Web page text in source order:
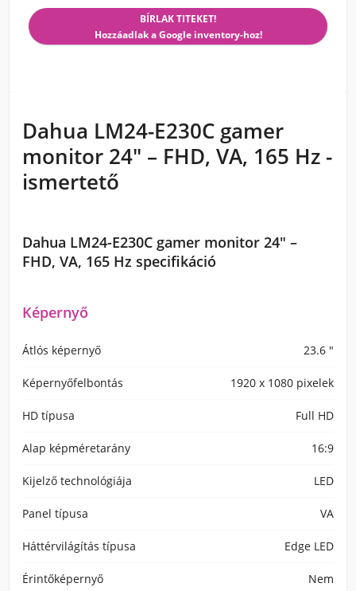
BÍRLAK TITEKET!
Hozzáadlak a Google inventory-hoz!
Dahua LM24-E230C gamer
monitor 24" – FHD, VA, 165 Hz -
ismertető
Dahua LM24-E230C gamer monitor 24" –
FHD, VA, 165 Hz specifikáció
Képernyő
Átlós képernyő 23.6 "
Képernyőfelbontás 1920 x 1080 pixelek
HD típusa Full HD
Alap képméretarány 16:9
Kijelző technológiája LED
Panel típusa VA
Háttérvilágítás típusa Edge LED
Érintőképernyő Nem